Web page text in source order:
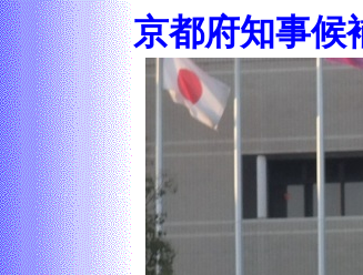
京都府知事候